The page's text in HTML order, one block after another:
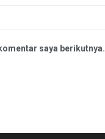
saya berikutnya.